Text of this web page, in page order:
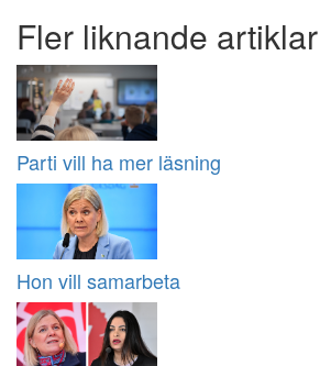
Fler liknande artiklar
Parti vill ha mer läsning
Hon vill samarbeta